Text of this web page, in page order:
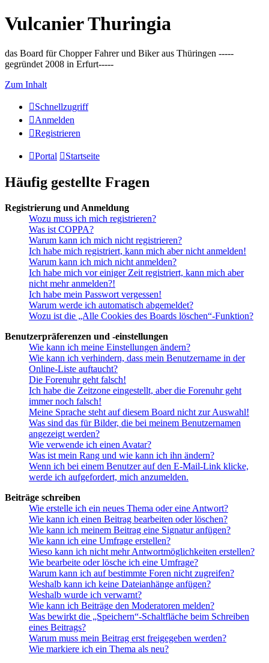
Vulcanier Thuringia
das Board für Chopper Fahrer und Biker aus Thüringen -----
gegründet 2008 in Erfurt-----
Zum Inhalt
Schnellzugriff
Anmelden
Registrieren
Portal Startseite
Häufig gestellte Fragen
Registrierung und Anmeldung
Wozu muss ich mich registrieren?
Was ist COPPA?
Warum kann ich mich nicht registrieren?
Ich habe mich registriert, kann mich aber nicht anmelden!
Warum kann ich mich nicht anmelden?
Ich habe mich vor einiger Zeit registriert, kann mich aber
nicht mehr anmelden?!
Ich habe mein Passwort vergessen!
Warum werde ich automatisch abgemeldet?
Wozu ist die „Alle Cookies des Boards löschen“-Funktion?
Benutzerpräferenzen und -einstellungen
Wie kann ich meine Einstellungen ändern?
Wie kann ich verhindern, dass mein Benutzername in der
Online-Liste auftaucht?
Die Forenuhr geht falsch!
Ich habe die Zeitzone eingestellt, aber die Forenuhr geht
immer noch falsch!
Meine Sprache steht auf diesem Board nicht zur Auswahl!
Was sind das für Bilder, die bei meinem Benutzernamen
angezeigt werden?
Wie verwende ich einen Avatar?
Was ist mein Rang und wie kann ich ihn ändern?
Wenn ich bei einem Benutzer auf den E-Mail-Link klicke,
werde ich aufgefordert, mich anzumelden.
Beiträge schreiben
Wie erstelle ich ein neues Thema oder eine Antwort?
Wie kann ich einen Beitrag bearbeiten oder löschen?
Wie kann ich meinem Beitrag eine Signatur anfügen?
Wie kann ich eine Umfrage erstellen?
Wieso kann ich nicht mehr Antwortmöglichkeiten erstellen?
Wie bearbeite oder lösche ich eine Umfrage?
Warum kann ich auf bestimmte Foren nicht zugreifen?
Weshalb kann ich keine Dateianhänge anfügen?
Weshalb wurde ich verwarnt?
Wie kann ich Beiträge den Moderatoren melden?
Was bewirkt die „Speichern“-Schaltfläche beim Schreiben
eines Beitrags?
Warum muss mein Beitrag erst freigegeben werden?
Wie markiere ich ein Thema als neu?